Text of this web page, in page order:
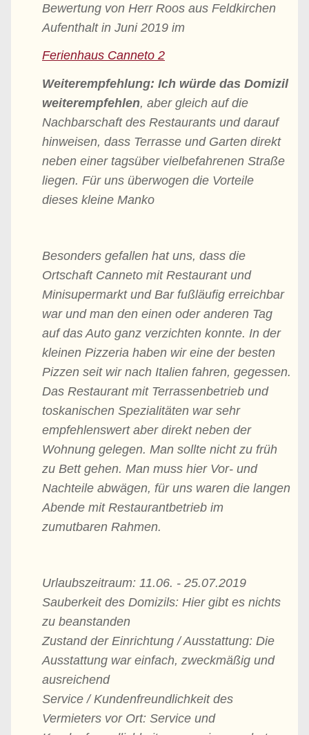
Bewertung von Herr Roos aus Feldkirchen
Aufenthalt in Juni 2019 im
Ferienhaus Canneto 2
Weiterempfehlung: Ich würde das Domizil
weiterempfehlen, aber gleich auf die
Nachbarschaft des Restaurants und darauf
hinweisen, dass Terrasse und Garten direkt
neben einer tagsüber vielbefahrenen Straße
liegen. Für uns überwogen die Vorteile
dieses kleine Manko
Besonders gefallen hat uns, dass die
Ortschaft Canneto mit Restaurant und
Minisupermarkt und Bar fußläufig erreichbar
war und man den einen oder anderen Tag
auf das Auto ganz verzichten konnte. In der
kleinen Pizzeria haben wir eine der besten
Pizzen seit wir nach Italien fahren, gegessen.
Das Restaurant mit Terrassenbetrieb und
toskanischen Spezialitäten war sehr
empfehlenswert aber direkt neben der
Wohnung gelegen. Man sollte nicht zu früh
zu Bett gehen. Man muss hier Vor- und
Nachteile abwägen, für uns waren die langen
Abende mit Restaurantbetrieb im
zumutbaren Rahmen.
Urlaubszeitraum: 11.06. - 25.07.2019
Sauberkeit des Domizils: Hier gibt es nichts
zu beanstanden
Zustand der Einrichtung / Ausstattung: Die
Ausstattung war einfach, zweckmäßig und
ausreichend
Service / Kundenfreundlichkeit des
Vermieters vor Ort: Service und